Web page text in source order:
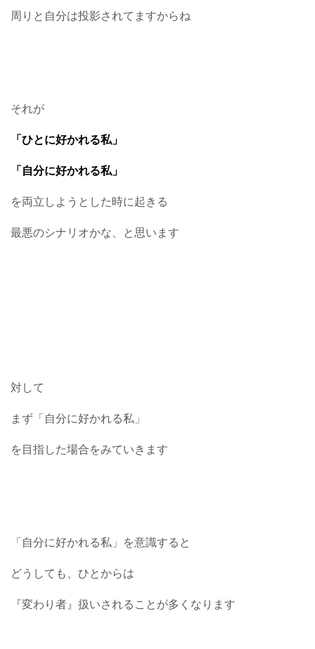
周りと自分は投影されてますからね
それが
「ひとに好かれる私」
「自分に好かれる私」
を両立しようとした時に起きる
最悪のシナリオかな、と思います
対して
まず「自分に好かれる私」
を目指した場合をみていきます
「自分に好かれる私」を意識すると
どうしても、ひとからは
『変わり者』扱いされることが多くなります